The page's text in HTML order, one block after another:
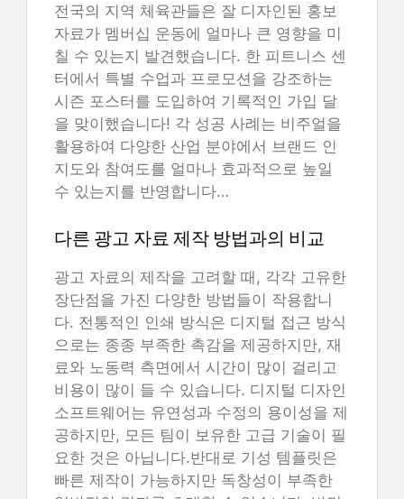
전국의 지역 체육관들은 잘 디자인된 홍보
자료가 멤버십 운동에 얼마나 큰 영향을 미
칠 수 있는지 발견했습니다. 한 피트니스 센
터에서 특별 수업과 프로모션을 강조하는
시즌 포스터를 도입하여 기록적인 가입 달
을 맞이했습니다! 각 성공 사례는 비주얼을
활용하여 다양한 산업 분야에서 브랜드 인
지도와 참여도를 얼마나 효과적으로 높일
수 있는지를 반영합니다…
다른 광고 자료 제작 방법과의 비교
광고 자료의 제작을 고려할 때, 각각 고유한
장단점을 가진 다양한 방법들이 작용합니
다. 전통적인 인쇄 방식은 디지털 접근 방식
으로는 종종 부족한 촉감을 제공하지만, 재
료와 노동력 측면에서 시간이 많이 걸리고
비용이 많이 들 수 있습니다. 디지털 디자인
소프트웨어는 유연성과 수정의 용이성을 제
공하지만, 모든 팀이 보유한 고급 기술이 필
요한 것은 아닙니다.반대로 기성 템플릿은
빠른 제작이 가능하지만 독창성이 부족한